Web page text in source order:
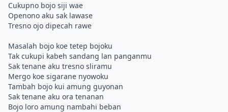
Cukupno bojo siji wae
Openono aku sak lawase
Tresno ojo dipecah rawe
Masalah bojo koe tetep bojoku
Tak cukupi kabeh sandang lan panganmu
Sak tenane aku tresno sliramu
Mergo koe sigarane nyowoku
Tambah bojo kui amung guyonan
Sak tenane aku ora tenanan
Bojo loro amung nambahi beban